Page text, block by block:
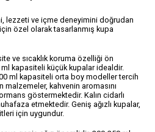
lezzeti ve içme deneyimini doğrudan
özel olarak tasarlanmış kupa
ve sıcaklık koruma özelliği ön
kapasiteli küçük kupalar idealdir.
ml kapasiteli orta boy modeller tercih
kahvenin aromasını
göstermektedir. Kalın cidarlı
etmektedir. Geniş ağızlı kupalar,
için uygundur.